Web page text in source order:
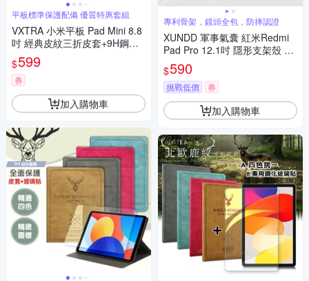
平板標準保護配備 優質特惠套組
VXTRA 小米平板 Pad Mini 8.8
吋 經典皮紋三折皮套+9H鋼化
玻璃貼(合購價)
$599
券
加入購物車
專利骨架，鏡頭全包，防摔認證
XUNDD 軍事氣囊 紅米Redmi
Pad Pro 12.1吋 隱形支架殼 平
板防摔保護套(極簡黑)
$590
挑戰低價 券
加入購物車